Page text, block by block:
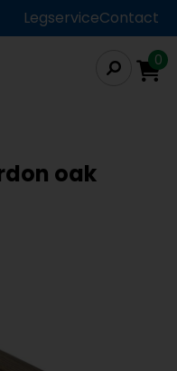
LegserviceContact
0
oak